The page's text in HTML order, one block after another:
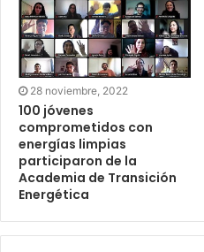
28 noviembre, 2022
100 jóvenes
comprometidos con
energías limpias
participaron de la
Academia de Transición
Energética